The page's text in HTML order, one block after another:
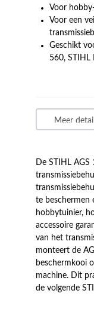
Voor
Voor een
Geschikt
560,
De STIHL
te beschermen
hobbytuinier,
accessoire
van het
monteert de
beschermkooi
machine. Dit
de volgende